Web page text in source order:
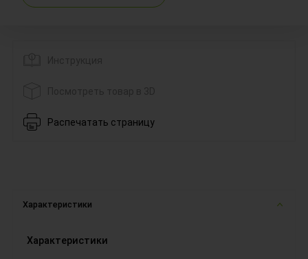
Распечатать страницу
Характеристики
Характеристики